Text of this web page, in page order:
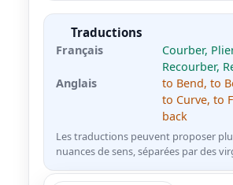
Traductions
Français
Courber,
Recourber,
Anglais
to Bend, to
to Curve, to
back
Les traductions peuvent proposer
nuances de sens, séparées par des